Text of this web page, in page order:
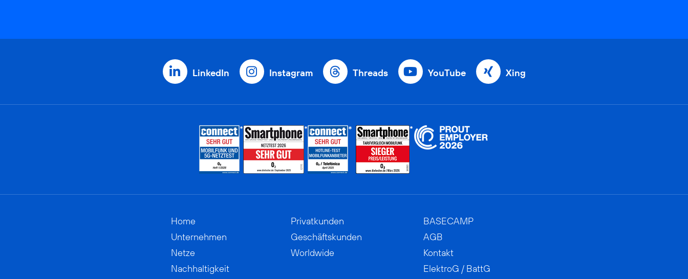
LinkedIn Instagram Threads YouTube Xing
Home
Unternehmen
Netze
Nachhaltigkeit
Privatkunden
Geschäftskunden
Worldwide
BASECAMP
AGB
Kontakt
ElektroG / BattG